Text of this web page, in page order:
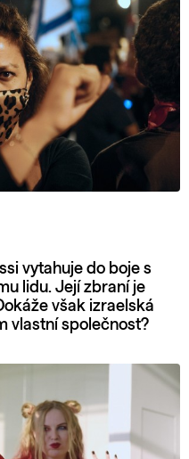
vytahuje do boje s
lidu. Její zbraní je
však izraelská
vlastní společnost?